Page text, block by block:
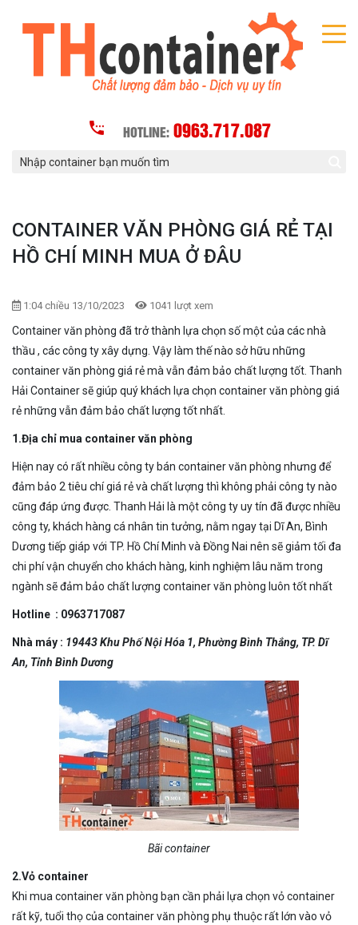
HOTLINE:0963.717.087
CONTAINER VĂN PHÒNG GIÁ RẺ TẠI
HỒ CHÍ MINH MUA Ở ĐÂU
1:04 chiều 13/10/2023 1041 lượt xem
Container văn phòng đã trở thành lựa chọn số một của các nhà
thầu , các công ty xây dựng. Vậy làm thế nào sở hữu những
container văn phòng giá rẻ mà vẫn đảm bảo chất lượng tốt. Thanh
Hải Container sẽ giúp quý khách lựa chọn container văn phòng giá
rẻ những vẫn đảm bảo chất lượng tốt nhất.
1.Địa chỉ mua container văn phòng
Hiện nay có rất nhiều công ty bán container văn phòng nhưng để
đảm bảo 2 tiêu chí giá rẻ và chất lượng thì không phải công ty nào
cũng đáp ứng được. Thanh Hải là một công ty uy tín đã được nhiều
công ty, khách hàng cá nhân tin tưởng, nằm ngay tại Dĩ An, Bình
Dương tiếp giáp với TP. Hồ Chí Minh và Đồng Nai nên sẽ giảm tối đa
chi phí vận chuyển cho khách hàng, kinh nghiệm lâu năm trong
ngành sẽ đảm bảo chất lượng container văn phòng luôn tốt nhất
Hotline : 0963717087
Nhà máy : 19443 Khu Phố Nội Hóa 1, Phường Bình Thắng, TP. Dĩ
An, Tỉnh Bình Dương
Bãi container
2.Vỏ container
Khi mua container văn phòng bạn cần phải lựa chọn vỏ container
rất kỹ, tuổi thọ của container văn phòng phụ thuộc rất lớn vào vỏ